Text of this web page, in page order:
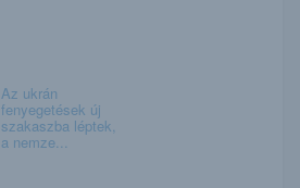
Az ukrán
fenyegetések új
szakaszba léptek,
a nemze...